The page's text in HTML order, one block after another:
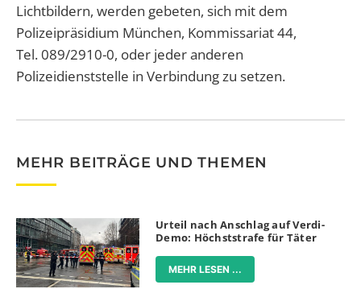
Lichtbildern, werden gebeten, sich mit dem
Polizeipräsidium München, Kommissariat 44,
Tel. 089/2910-0, oder jeder anderen
Polizeidienststelle in Verbindung zu setzen.
MEHR BEITRÄGE UND THEMEN
Urteil nach Anschlag auf Verdi-
Demo: Höchststrafe für Täter
MEHR LESEN ...